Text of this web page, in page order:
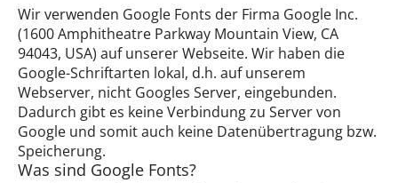
Wir verwenden Google Fonts der Firma Google Inc.
(1600 Amphitheatre Parkway Mountain View, CA
94043, USA) auf unserer Webseite. Wir haben die
Google-Schriftarten lokal, d.h. auf unserem
Webserver, nicht Googles Server, eingebunden.
Dadurch gibt es keine Verbindung zu Server von
Google und somit auch keine Datenübertragung bzw.
Speicherung.
Was sind Google Fonts?